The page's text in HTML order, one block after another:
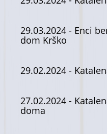
29.03.2024 - Enci
dom Krško
29.02.2024 -
27.02.2024 -
doma